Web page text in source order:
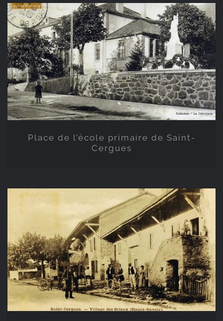
Place de l’école primaire de
Saint-Cergues
Place de l’école primaire de Saint-
Cergues
Les Bileux